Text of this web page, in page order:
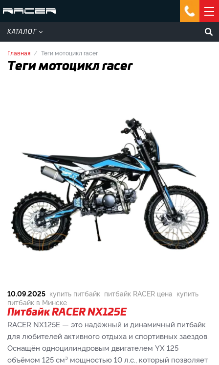
КАТАЛОГ
Главная Теги мотоцикл racer
Теги мотоцикл racer
10.09.2025 купить питбайк питбайк RACER цена купить
питбайк в Минске
Питбайк RACER NX125E
RACER NX125E — это надёжный и динамичный питбайк
для любителей активного отдыха и спортивных заездов.
Оснащён одноцилиндровым двигателем YX 125
объёмом 125 см³ мощностью 10 л.с., который позволяет